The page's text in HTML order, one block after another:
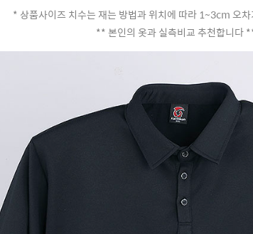
* 상품사이즈 치수는 재는 방법과 위치에 따라 1~3cm 오
** 본인의 옷과 실측비교 추천합니다